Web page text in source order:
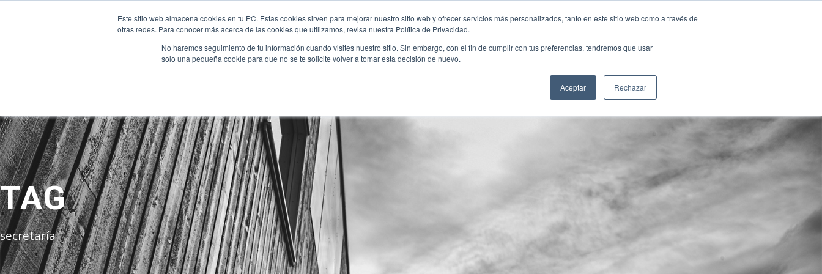
Este sitio web almacena cookies en tu PC. Estas cookies sirven para mejorar nuestro sitio web y ofrecer servicios más personalizados, tanto en este sitio web como a través de
otras redes. Para conocer más acerca de las cookies que utilizamos, revisa nuestra Política de Privacidad.
No haremos seguimiento de tu información cuando visites nuestro sitio. Sin embargo, con el fin de cumplir con tus preferencias, tendremos que usar
solo una pequeña cookie para que no se te solicite volver a tomar esta decisión de nuevo.
Aceptar Rechazar
| MOODLE|NEW INTRANET +34 952 30 51 00 sanjose@fundacionloyola.es
INICIO QUIENES SOMOS EL CENTRO NUESTRA EDUCACIÓN NOTICIAS SECRETARÍA
TAG
secretaría